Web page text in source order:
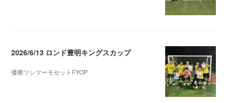
2026/6/13 ロンド豊明キングスカップ
優勝ツシマーモセットFYOP